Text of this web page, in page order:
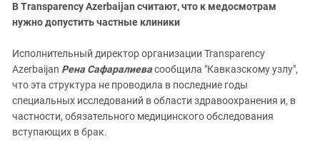
В Transparency Azerbaijan считают, что к медосмотрам
нужно допустить частные клиники
Исполнительный директор организации Transparency
Azerbaijan Рена Сафаралиевасообщила "Кавказскому узлу",
что эта структура не проводила в последние годы
специальных исследований в области здравоохранения и, в
частности, обязательного медицинского обследования
вступающих в брак.